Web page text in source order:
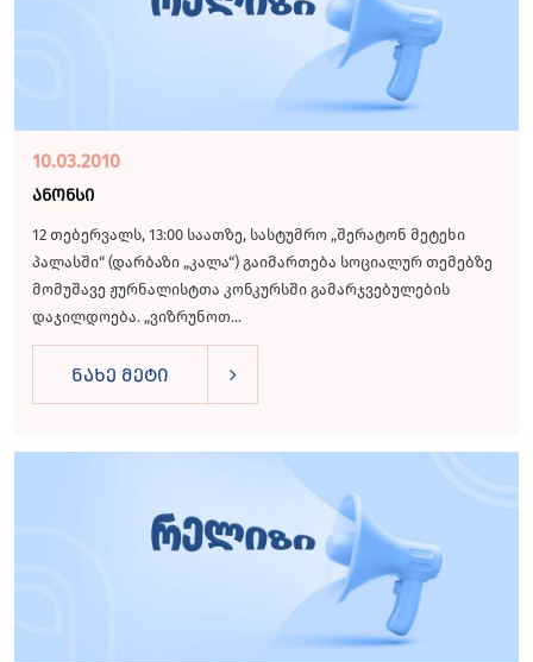
10.03.2010
ანონსი
12 თებერვალს, 13:00 საათზე, სასტუმრო „შერატონ მეტეხი
პალასში“ (დარბაზი „კალა“) გაიმართება სოციალურ თემებზე
მომუშავე ჟურნალისტთა კონკურსში გამარჯვებულების
დაჯილდოება. „ვიზრუნოთ...
ნახე მეტი